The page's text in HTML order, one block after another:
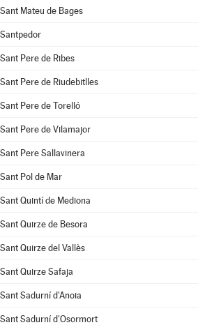
Sant Mateu de Bages
Santpedor
Sant Pere de Ribes
Sant Pere de Riudebitlles
Sant Pere de Torelló
Sant Pere de Vilamajor
Sant Pere Sallavinera
Sant Pol de Mar
Sant Quintí de Mediona
Sant Quirze de Besora
Sant Quirze del Vallès
Sant Quirze Safaja
Sant Sadurní d'Anoia
Sant Sadurní d'Osormort